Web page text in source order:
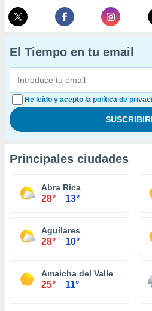
El Tiempo en tu email
He leído y acepto la política de
Principales ciudades
Abra Rica
28° 13°
Aguilares
28° 10°
Amaicha del Valle
25° 11°